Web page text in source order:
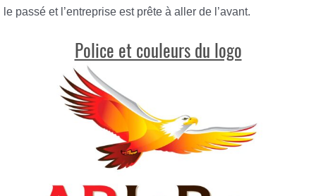
le passé et l’entreprise est prête à aller de l’avant.
Police et couleurs du logo